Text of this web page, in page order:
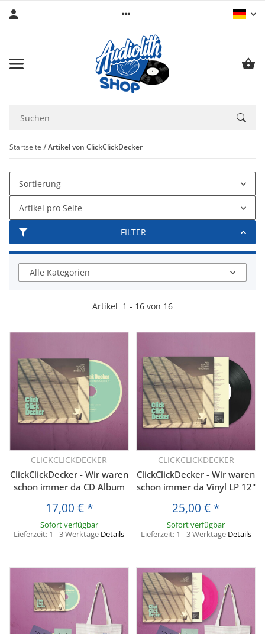
Startseite Artikel von ClickClickDecker
FILTER
Sortierung
Artikel pro Seite
Alle Kategorien
Artikel 1 - 16 von 16
CLICKCLICKDECKER
ClickClickDecker - Wir waren
schon immer da CD Album
17,00 € *
Sofort verfügbar
Lieferzeit: 1 - 3 Werktage Details
CLICKCLICKDECKER
ClickClickDecker - Wir waren
schon immer da Vinyl LP 12"
25,00 € *
Sofort verfügbar
Lieferzeit: 1 - 3 Werktage Details